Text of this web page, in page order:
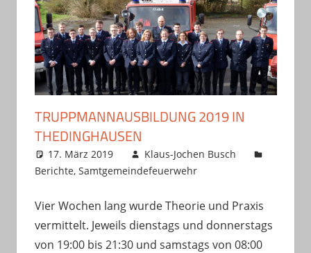
TRUPPMANNAUSBILDUNG 2019 IN
THEDINGHAUSEN
17. März 2019
Klaus-Jochen Busch
Berichte, Samtgemeindefeuerwehr
Vier Wochen lang wurde Theorie und Praxis
vermittelt. Jeweils dienstags und donnerstags
von 19:00 bis 21:30 und samstags von 08:00